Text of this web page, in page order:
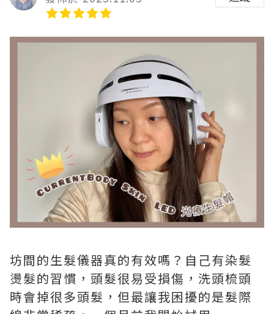
坊間的生髮儀器真的有效嗎？自己有染髮
燙髮的習慣，頭髮很易受損傷，洗頭梳頭
時會掉很多頭髮，但最讓我困擾的是髮際